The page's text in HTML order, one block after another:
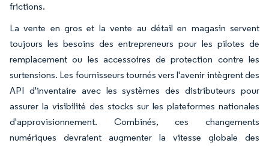
frictions.
La vente en gros et la vente au détail en magasin servent
toujours les besoins des entrepreneurs pour les pilotes de
remplacement ou les accessoires de protection contre les
surtensions. Les fournisseurs tournés vers l'avenir intègrent des
API d'inventaire avec les systèmes des distributeurs pour
assurer la visibilité des stocks sur les plateformes nationales
d'approvisionnement. Combinés, ces changements
numériques devraient augmenter la vitesse globale des